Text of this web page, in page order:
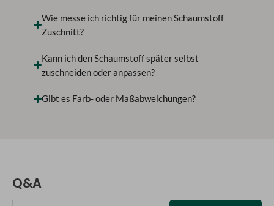
Wie messe ich richtig für meinen Schaumstoff
Zuschnitt?
Kann ich den Schaumstoff später selbst
zuschneiden oder anpassen?
Gibt es Farb- oder Maßabweichungen?
Q&A